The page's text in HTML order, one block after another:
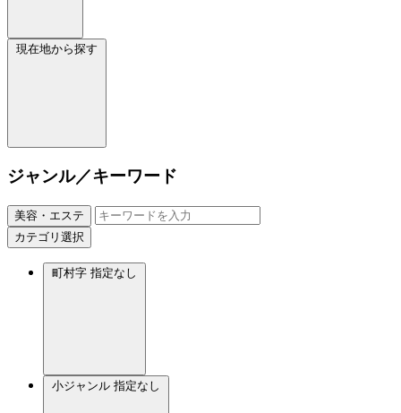
現在地から探す
ジャンル／キーワード
美容・エステ
カテゴリ選択
町村字 指定なし
小ジャンル 指定なし